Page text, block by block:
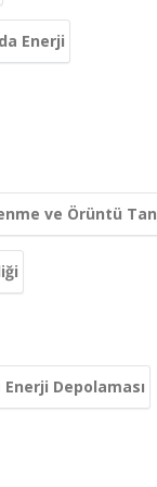
Enerji
ve Örüntü
Depolaması